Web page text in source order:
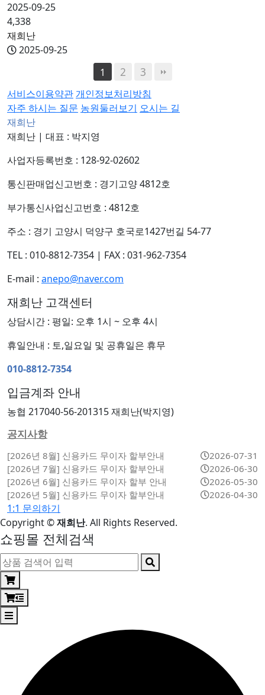
2025-09-25
4,338
재희난
2025-09-25
1
2 3
서비스이용약관 개인정보처리방침
자주 하시는 질문 농원둘러보기 오시는 길
재희난
재희난 | 대표 : 박지영
사업자등록번호 : 128-92-02602
통신판매업신고번호 : 경기고양 4812호
부가통신사업신고번호 : 4812호
주소 : 경기 고양시 덕양구 호국로1427번길 54-77
TEL : 010-8812-7354 | FAX : 031-962-7354
E-mail : anepo@naver.com
재희난 고객센터
상담시간 : 평일: 오후 1시 ~ 오후 4시
휴일안내 : 토,일요일 및 공휴일은 휴무
010-8812-7354
입금계좌 안내
농협 217040-56-201315 재희난(박지영)
공지사항
[2026년 8월] 신용카드 무이자 할부안내
2026-07-31
[2026년 7월] 신용카드 무이자 할부안내
2026-06-30
[2026년 6월] 신용카드 무이자 할부 안내
2026-05-30
[2026년 5월] 신용카드 무이자 할부안내
2026-04-30
1:1 문의하기
Copyright©재희난. All Rights Reserved.
쇼핑몰 전체검색